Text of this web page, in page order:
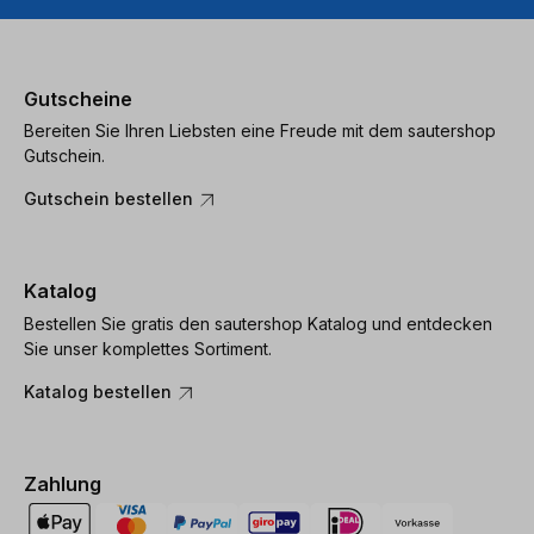
Gutscheine
Bereiten Sie Ihren Liebsten eine Freude mit dem sautershop
Gutschein.
Gutschein bestellen
Katalog
Bestellen Sie gratis den sautershop Katalog und entdecken
Sie unser komplettes Sortiment.
Katalog bestellen
Zahlung